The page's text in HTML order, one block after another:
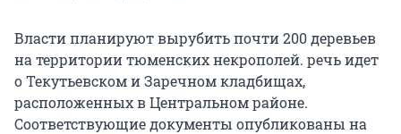
Власти планируют вырубить почти 200 деревьев
на территории тюменских некрополей. речь идет
о Текутьевском и Заречном кладбищах,
расположенных в Центральном районе.
Соответствующие документы опубликованы на